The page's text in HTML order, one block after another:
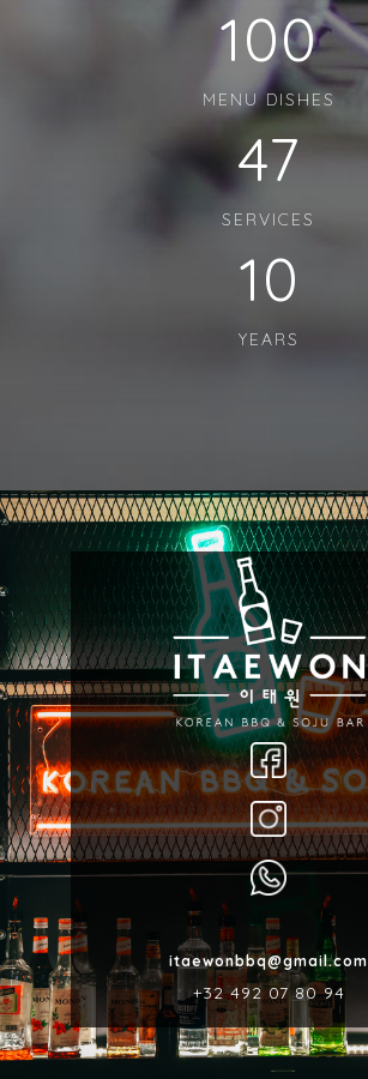
100
MENU DISHES
47
SERVICES
10
YEARS
itaewonbbq@gmail.com
‎+32 492 07 80 94